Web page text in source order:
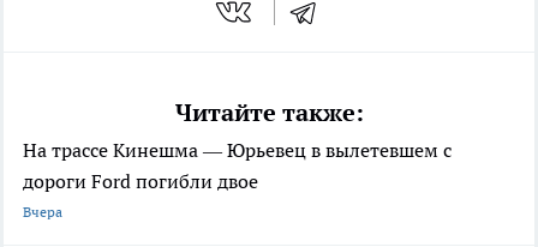
Читайте также:
На трассе Кинешма — Юрьевец в вылетевшем с
дороги Ford погибли двое
Вчера